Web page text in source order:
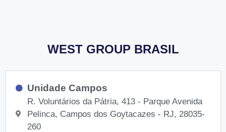
WEST GROUP BRASIL
Unidade Campos
R. Voluntários da Pátria, 413 - Parque Avenida
Pelinca, Campos dos Goytacazes - RJ, 28035-
260